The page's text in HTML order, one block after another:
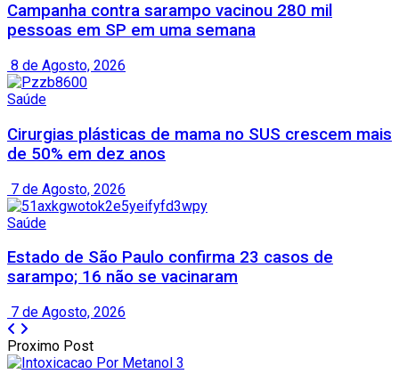
Campanha contra sarampo vacinou 280 mil
pessoas em SP em uma semana
8 de Agosto, 2026
Saúde
Cirurgias plásticas de mama no SUS crescem mais
de 50% em dez anos
7 de Agosto, 2026
Saúde
Estado de São Paulo confirma 23 casos de
sarampo; 16 não se vacinaram
7 de Agosto, 2026
Proximo Post